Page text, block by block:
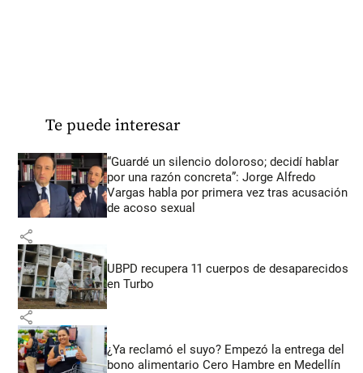
Te puede interesar
“Guardé un silencio doloroso; decidí hablar
por una razón concreta”: Jorge Alfredo
Vargas habla por primera vez tras acusación
de acoso sexual
share
UBPD recupera 11 cuerpos de desaparecidos
en Turbo
share
¿Ya reclamó el suyo? Empezó la entrega del
bono alimentario Cero Hambre en Medellín